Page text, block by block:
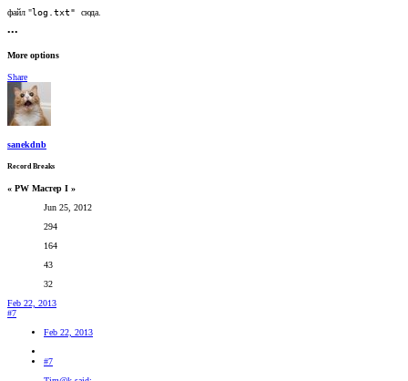
файл "log.txt" сюда.
•••
More options
Share
sanekdnb
Record Breaks
« PW Мастер I »
Jun 25, 2012
294
164
43
32
Feb 22, 2013
#7
Feb 22, 2013
#7